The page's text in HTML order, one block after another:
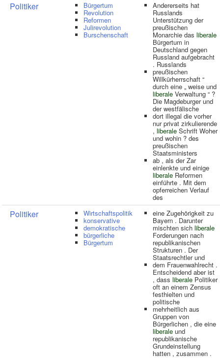
Politiker Bürgertum
Revolution
Reformen
Julirevolution
Burschenschaft
Andererseits hat
Russlands
Unterstützung der
preußischen
Monarchie das liberale
Bürgertum in
Deutschland gegen
Russland aufgebracht
. Russlands
preußischen
Willkürherrschaft “
durch eine „ weise und
liberale Verwaltung “ ?
Die Magdeburger und
der westfälische
dort illegal die vorher
nur privat zirkulierende
, liberale Schrift Woher
und wohin ? des
preußischen
Staatsministers
ab , als der Zar
einlenkte und einige
liberale Reformen
einführte . Mit dem
opferreichen Verlauf
des
Politiker Wirtschaftspolitik
konservative
demokratische
bürgerliche
Bürgertum
eine Zugehörigkeit zu
Bayern . Darunter
mischten sich liberale
Forderungen nach
republikanischen
Strukturen . Der
Staatsrechtler und
dem Frauenwahlrecht .
Entscheidend aber ist
, dass liberale Politiker
oft an einem Zensus
festhielten und
politische
mehrheitlich aus
Gruppen von
Bürgerlichen , die eine
liberale und
republikanische
Grundeinstellung
hatten , zusammen .